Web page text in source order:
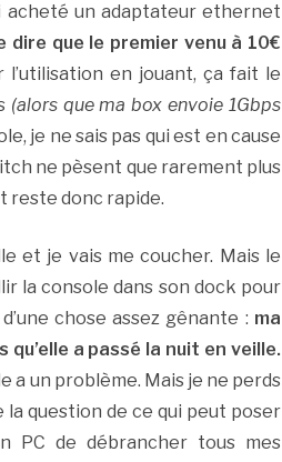
acheté un adaptateur ethernet
dire que le premier venu à 10€
l’utilisation en jouant, ça fait le
(alors que ma box envoie 1Gbps
je ne sais pas qui est en cause
ne pèsent que rarement plus
reste donc rapide.
et je vais me coucher. Mais le
la console dans son dock pour
chose assez gênante : ma
a passé la nuit en veille.
a un problème. Mais je ne perds
la question de ce qui peut poser
PC de débrancher tous mes